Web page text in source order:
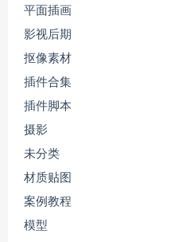
平面插画
影视后期
抠像素材
插件合集
插件脚本
摄影
未分类
材质贴图
案例教程
模型